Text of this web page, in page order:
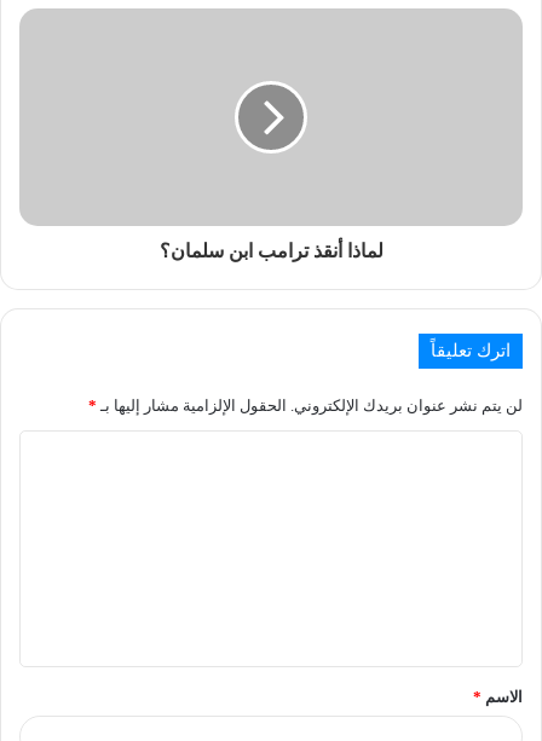
لماذا أنقذ ترامب ابن سلمان؟
اترك تعليقاً
لن يتم نشر عنوان بريدك الإلكتروني. الحقول الإلزامية مشار إليها بـ *
الاسم *